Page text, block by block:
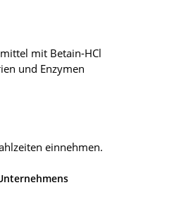
mit Betain-HCl
und Enzymen
einnehmen.